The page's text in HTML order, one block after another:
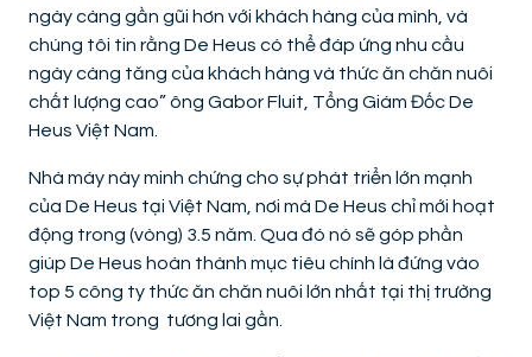
ngày càng gần gũi hơn với khách hàng của mình, và
chúng tôi tin rằng De Heus có thể đáp ứng nhu cầu
ngày càng tăng của khách hàng và thức ăn chăn nuôi
chất lượng cao” ông Gabor Fluit, Tổng Giám Đốc De
Heus Việt Nam.
Nhà máy này minh chứng cho sự phát triển lớn mạnh
của De Heus tại Việt Nam, nơi mà De Heus chỉ mới hoạt
động trong (vòng) 3.5 năm. Qua đó nó sẽ góp phần
giúp De Heus hoàn thành mục tiêu chính là đứng vào
top 5 công ty thức ăn chăn nuôi lớn nhất tại thị trường
Việt Nam trong tương lai gần.